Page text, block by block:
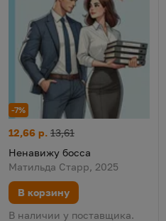
-7%
Ненавижу босса
Цена:
12,66 р.
Старая цена:
13,61
Ненавижу босса
Матильда Старр, 2025
В корзину
В наличии у поставщика.